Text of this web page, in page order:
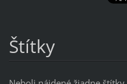
Štítky